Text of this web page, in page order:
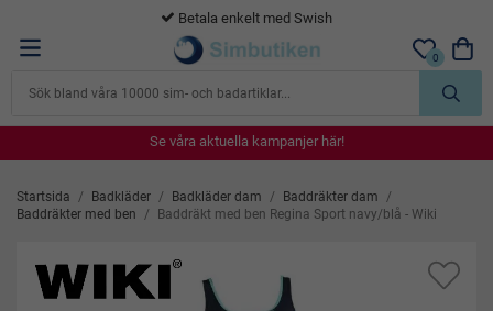
365 dagars öppet köp
0
Se våra aktuella kampanjer här!
Se våra aktuella kampanjer här!
Se våra aktuella kampanjer här!
Se våra aktuella kampanjer här!
Startsida / Badkläder / Badkläder dam / Baddräkter dam
/
Baddräkter med ben
/ Baddräkt med ben Regina Sport navy/blå - Wiki